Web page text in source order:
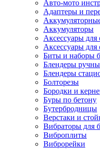
Авто-мото
Адаптеры и
Аккумуляторы
Аксессуары
Аксессуары для
Биты и наборы
Блендеры
Блендеры
Болторезы
Бородки и
Буры по бетону
Бутербродницы
Верстаки и
Вибраторы для
Виброплиты
Виброрейки